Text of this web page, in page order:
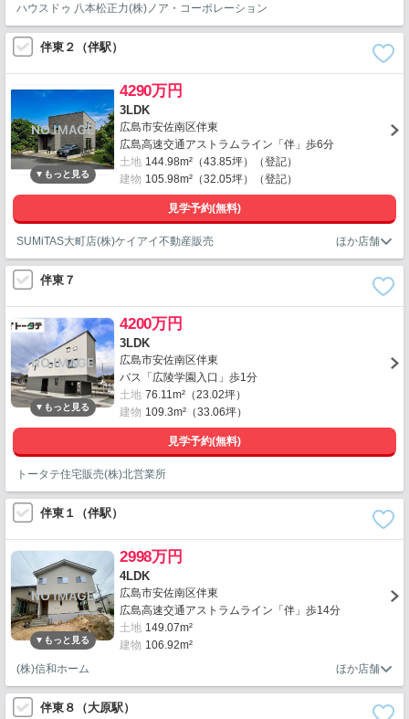
ハウスドゥ 八本松正力(株)ノア・コーポレーション
伴東２（伴駅）
4290万円
3LDK
広島市安佐南区伴東
広島高速交通アストラムライン「伴」歩6分
土地 144.98m²（43.85坪）（登記）
建物 105.98m²（32.05坪）（登記）
見学予約(無料)
SUMiTAS大町店(株)ケイアイ不動産販売
伴東７
4200万円
3LDK
広島市安佐南区伴東
バス「広陵学園入口」歩1分
土地 76.11m²（23.02坪）
建物 109.3m²（33.06坪）
見学予約(無料)
トータテ住宅販売(株)北営業所
伴東１（伴駅）
2998万円
4LDK
広島市安佐南区伴東
広島高速交通アストラムライン「伴」歩14分
土地 149.07m²
建物 106.92m²
(株)信和ホーム
伴東８（大原駅）